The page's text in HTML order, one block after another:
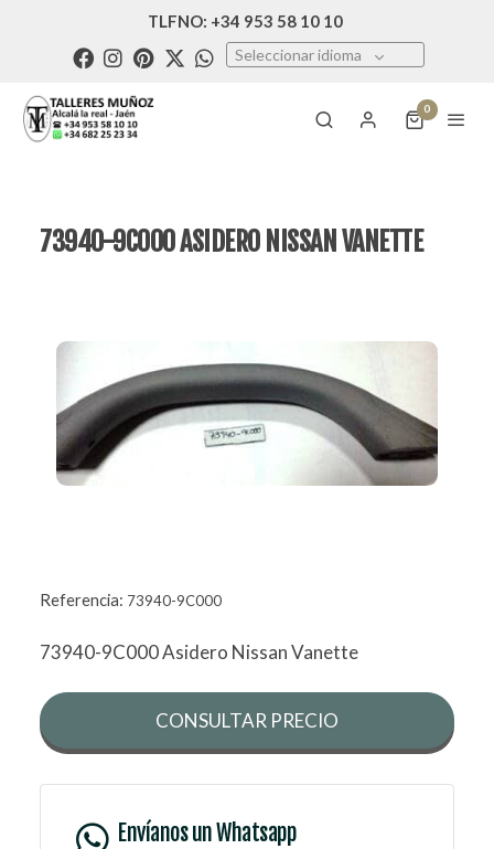
TLFNO: +34 953 58 10 10
Seleccionar idioma
0
73940-9C000 ASIDERO NISSAN VANETTE
Referencia: 73940-9C000
73940-9C000 Asidero Nissan Vanette
CONSULTAR PRECIO
Envíanos un Whatsapp